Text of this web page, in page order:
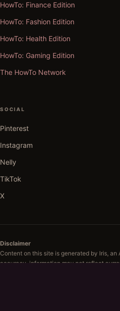
HowTo: Finance Edition
HowTo: Fashion Edition
HowTo: Health Edition
HowTo: Gaming Edition
The HowTo Network
SOCIAL
Pinterest
Instagram
Nelly
TikTok
X
Disclaimer
Content on this site is generated by Iris,
accuracy, information may not reflect